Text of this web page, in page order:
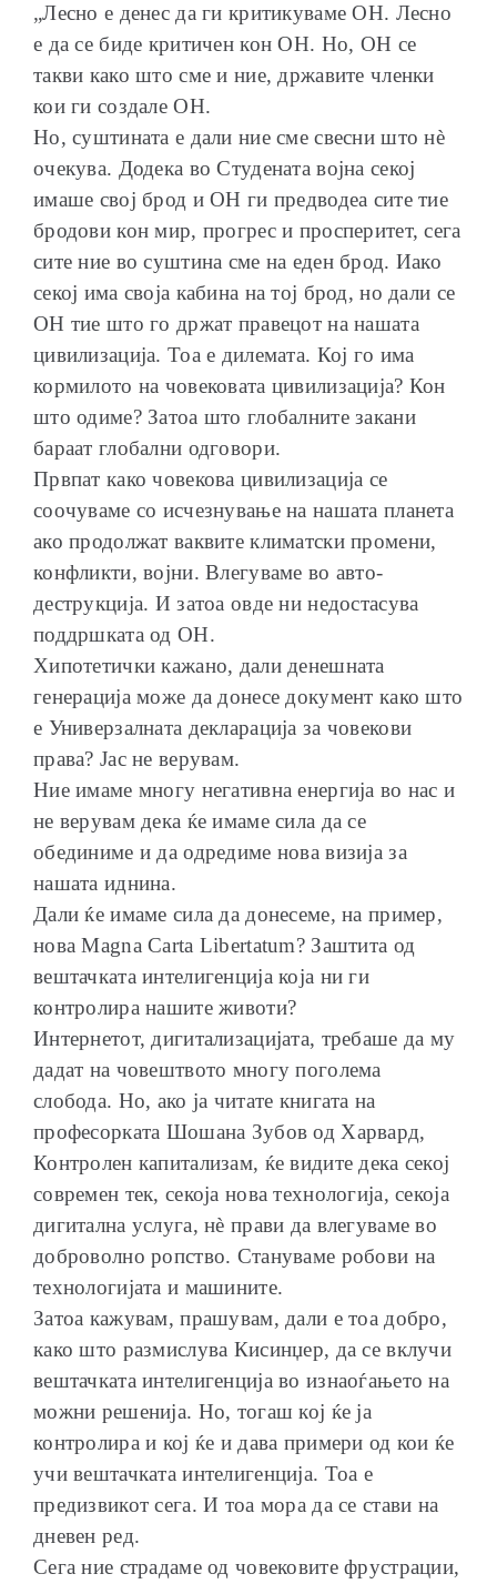
„Лесно е денес да ги критикуваме ОН. Лесно
е да се биде критичен кон ОН. Но, ОН се
такви како што сме и ние, државите членки
кои ги создале ОН.
Но, суштината е дали ние сме свесни што нѐ
очекува. Додека во Студената војна секој
имаше свој брод и ОН ги предводеа сите тие
бродови кон мир, прогрес и просперитет, сега
сите ние во суштина сме на еден брод. Иако
секој има своја кабина на тој брод, но дали се
ОН тие што го држат правецот на нашата
цивилизација. Тоа е дилемата. Кој го има
кормилото на човековата цивилизација? Кон
што одиме? Затоа што глобалните закани
бараат глобални одговори.
Првпат како човекова цивилизација се
соочуваме со исчезнување на нашата планета
ако продолжат ваквите климатски промени,
конфликти, војни. Влегуваме во авто-
деструкција. И затоа овде ни недостасува
поддршката од ОН.
Хипотетички кажано, дали денешната
генерација може да донесе документ како што
е Универзалната декларација за човекови
права? Јас не верувам.
Ние имаме многу негативна енергија во нас и
не верувам дека ќе имаме сила да се
обединиме и да одредиме нова визија за
нашата иднина.
Дали ќе имаме сила да донесеме, на пример,
нова Мagna Carta Libertatum? Заштита од
вештачката интелигенција која ни ги
контролира нашите животи?
Интернетот, дигитализацијата, требаше да му
дадат на човештвото многу поголема
слобода. Но, ако ја читате книгата на
професорката Шошана Зубов од Харвард,
Контролен капитализам, ќе видите дека секој
современ тек, секоја нова технологија, секоја
дигитална услуга, нѐ прави да влегуваме во
доброволно ропство. Стануваме робови на
технологијата и машините.
Затоа кажувам, прашувам, дали е тоа добро,
како што размислува Кисинџер, да се вклучи
вештачката интелигенција во изнаоѓањето на
можни решенија. Но, тогаш кој ќе ја
контролира и кој ќе и дава примери од кои ќе
учи вештачката интелигенција. Тоа е
предизвикот сега. И тоа мора да се стави на
дневен ред.
Сега ние страдаме од човековите фрустрации,